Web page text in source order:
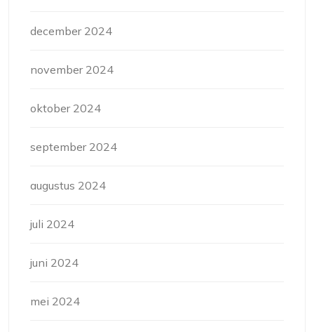
december 2024
november 2024
oktober 2024
september 2024
augustus 2024
juli 2024
juni 2024
mei 2024